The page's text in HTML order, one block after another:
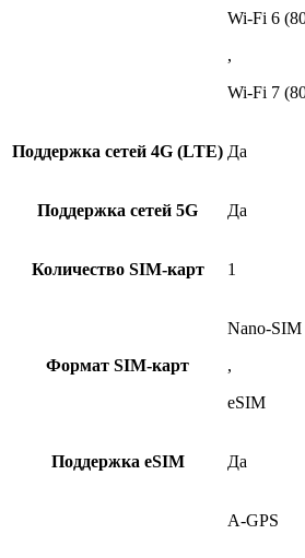
Wi-Fi 6
,
Wi-Fi 7
Поддержка сетей 4G (LTE) Да
Поддержка сетей 5G Да
Количество SIM-карт 1
Формат SIM-карт
Nano-SIM
,
eSIM
Поддержка eSIM Да
A-GPS